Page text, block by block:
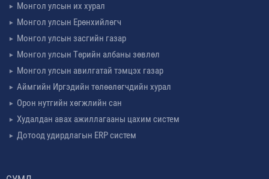
Монгол улсын их хурал
Монгол улсын Ерөнхийлөгч
Монгол улсын засгийн газар
Монгол улсын Төрийн албаны зөвлөл
Монгол улсын авилгатай тэмцэх газар
Аймгийн Иргэдийн төлөөлөгчдийн хурал
Орон нутгийн хөгжлийн сан
Худалдан авах ажиллагааны цахим систем
Дотоод удирдлагын ERP систем